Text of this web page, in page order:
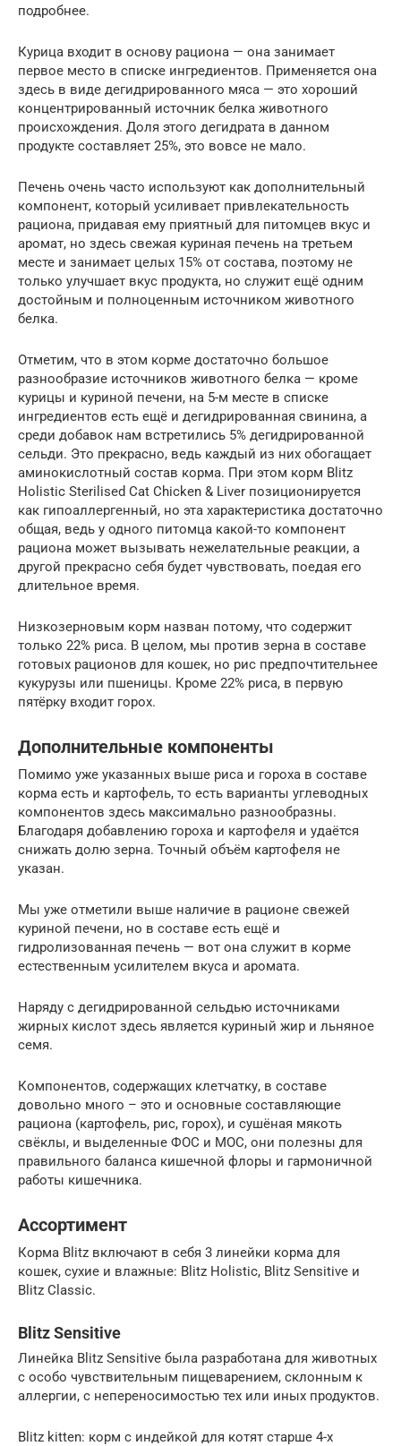
подробнее.
Курица входит в основу рациона — она занимает
первое место в списке ингредиентов. Применяется она
здесь в виде дегидрированного мяса — это хороший
концентрированный источник белка животного
происхождения. Доля этого дегидрата в данном
продукте составляет 25%, это вовсе не мало.
Печень очень часто используют как дополнительный
компонент, который усиливает привлекательность
рациона, придавая ему приятный для питомцев вкус и
аромат, но здесь свежая куриная печень на третьем
месте и занимает целых 15% от состава, поэтому не
только улучшает вкус продукта, но служит ещё одним
достойным и полноценным источником животного
белка.
Отметим, что в этом корме достаточно большое
разнообразие источников животного белка — кроме
курицы и куриной печени, на 5-м месте в списке
ингредиентов есть ещё и дегидрированная свинина, а
среди добавок нам встретились 5% дегидрированной
сельди. Это прекрасно, ведь каждый из них обогащает
аминокислотный состав корма. При этом корм Blitz
Holistic Sterilised Cat Chicken & Liver позиционируется
как гипоаллергенный, но эта характеристика достаточно
общая, ведь у одного питомца какой-то компонент
рациона может вызывать нежелательные реакции, а
другой прекрасно себя будет чувствовать, поедая его
длительное время.
Низкозерновым корм назван потому, что содержит
только 22% риса. В целом, мы против зерна в составе
готовых рационов для кошек, но рис предпочтительнее
кукурузы или пшеницы. Кроме 22% риса, в первую
пятёрку входит горох.
Дополнительные компоненты
Помимо уже указанных выше риса и гороха в составе
корма есть и картофель, то есть варианты углеводных
компонентов здесь максимально разнообразны.
Благодаря добавлению гороха и картофеля и удаётся
снижать долю зерна. Точный объём картофеля не
указан.
Мы уже отметили выше наличие в рационе свежей
куриной печени, но в составе есть ещё и
гидролизованная печень — вот она служит в корме
естественным усилителем вкуса и аромата.
Наряду с дегидрированной сельдью источниками
жирных кислот здесь является куриный жир и льняное
семя.
Компонентов, содержащих клетчатку, в составе
довольно много – это и основные составляющие
рациона (картофель, рис, горох), и сушёная мякоть
свёклы, и выделенные ФОС и МОС, они полезны для
правильного баланса кишечной флоры и гармоничной
работы кишечника.
Ассортимент
Корма Blitz включают в себя 3 линейки корма для
кошек, сухие и влажные: Blitz Holistic, Blitz Sensitive и
Blitz Classic.
Blitz Sensitive
Линейка Blitz Sensitive была разработана для животных
с особо чувствительным пищеварением, склонным к
аллергии, с непереносимостью тех или иных продуктов.
Blitz kitten: корм с индейкой для котят старше 4-х